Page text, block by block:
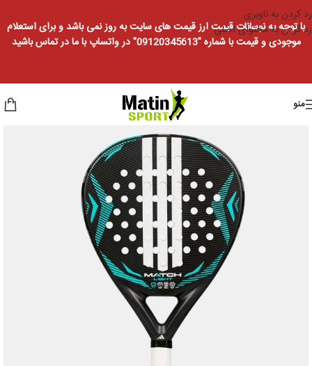
رد کردن به ناوبری
رد کردن به محتوای اصلی
با توجه به نوسانات قیمت ارز قیمت های سایت به روز نمی باشد و برای استعلام
موجودی و قیمت با شماره "09120345613" در واتساپ با ما در تماس باشید
منو